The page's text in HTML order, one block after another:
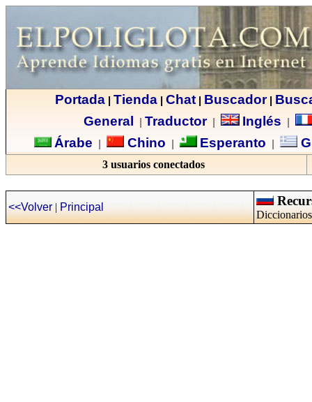
Portada| Tienda| Chat| Buscador|
General
Traductor| Inglés
Árabe Chino Esperanto
3 usuarios conectados
<<Volver|Principal